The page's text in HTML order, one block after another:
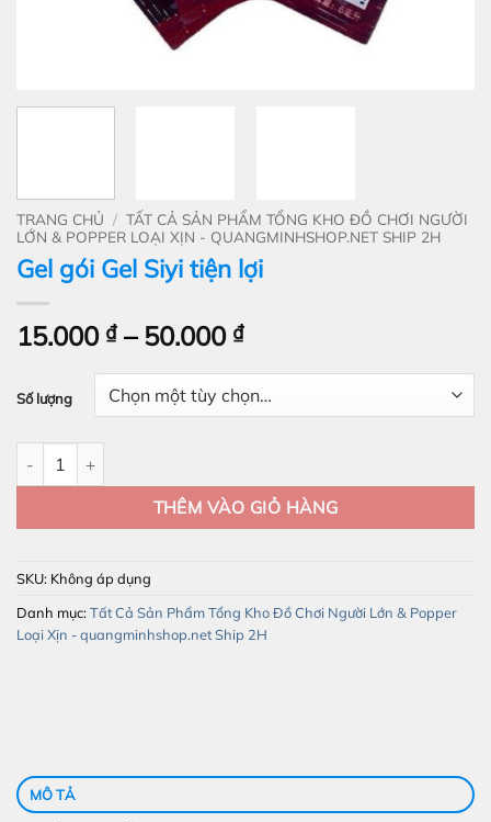
TRANG CHỦ / TẤT CẢ SẢN PHẨM TỔNG KHO ĐỒ CHƠI NGƯỜI
LỚN & POPPER LOẠI XỊN - QUANGMINHSHOP.NET SHIP 2H
Gel gói Gel Siyi tiện lợi
15.000 ₫ – 50.000 ₫Khoảng
từ
15.000 ₫
Số lượng
Gel gói Gel Siyi tiện lợi số lượng
THÊM VÀO GIỎ HÀNG
SKU: Không áp dụng
Danh mục:Tất Cả Sản Phẩm Tổng Kho Đồ Chơi Người Lớn & Popper
Loại Xịn - quangminhshop.net Ship 2H
MÔ TẢ